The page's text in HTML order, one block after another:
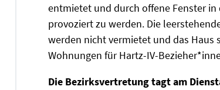
entmietet und durch offene Fenster in
provoziert zu werden. Die
werden nicht vermietet und das Haus
Wohnungen für Hartz-IV-
Die Bezirksvertretung tagt am